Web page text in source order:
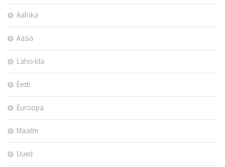
Aafrika
Aasia
Lähis-Ida
Eesti
Euroopa
Maailm
Uued